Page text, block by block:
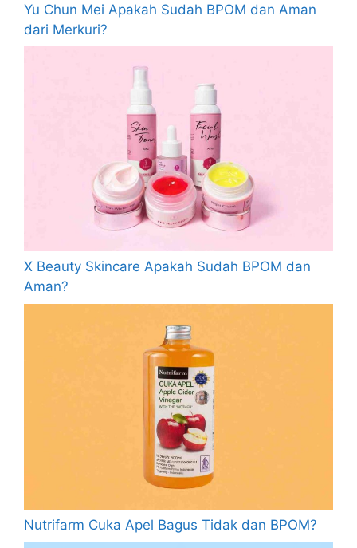
Yu Chun Mei Apakah Sudah BPOM dan Aman
dari Merkuri?
X Beauty Skincare Apakah Sudah BPOM dan
Aman?
Nutrifarm Cuka Apel Bagus Tidak dan BPOM?